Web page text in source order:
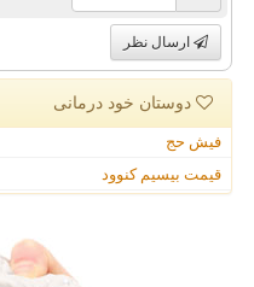
ارسال نظر
دوستان خود درمانی
فیش حج
قیمت بیسیم کنوود